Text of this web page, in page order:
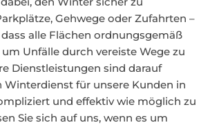
Gehwege oder Zufahrten –
alle Flächen ordnungsgemäß
Unfälle durch vereiste Wege zu
Dienstleistungen sind darauf
Winterdienst für unsere Kunden in
und effektiv wie möglich zu
Sie sich auf uns, wenn es um